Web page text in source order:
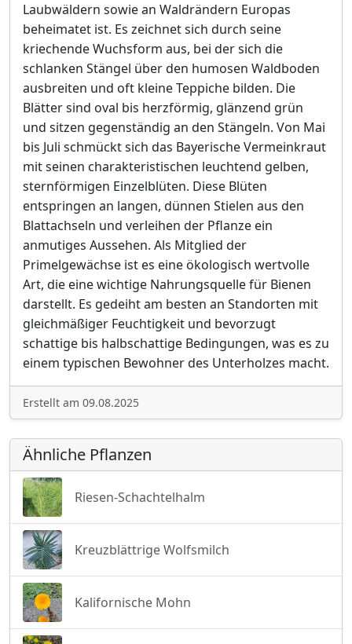
Laubwäldern sowie an Waldrändern Europas
beheimatet ist. Es zeichnet sich durch seine
kriechende Wuchsform aus, bei der sich die
schlanken Stängel über den humosen Waldboden
ausbreiten und oft kleine Teppiche bilden. Die
Blätter sind oval bis herzförmig, glänzend grün
und sitzen gegenständig an den Stängeln. Von Mai
bis Juli schmückt sich das Bayerische Vermeinkraut
mit seinen charakteristischen leuchtend gelben,
sternförmigen Einzelblüten. Diese Blüten
entspringen an langen, dünnen Stielen aus den
Blattachseln und verleihen der Pflanze ein
anmutiges Aussehen. Als Mitglied der
Primelgewächse ist es eine ökologisch wertvolle
Art, die eine wichtige Nahrungsquelle für Bienen
darstellt. Es gedeiht am besten an Standorten mit
gleichmäßiger Feuchtigkeit und bevorzugt
schattige bis halbschattige Bedingungen, was es zu
einem typischen Bewohner des Unterholzes macht.
Erstellt am 09.08.2025
Ähnliche Pflanzen
Riesen-Schachtelhalm
Kreuzblättrige Wolfsmilch
Kalifornische Mohn